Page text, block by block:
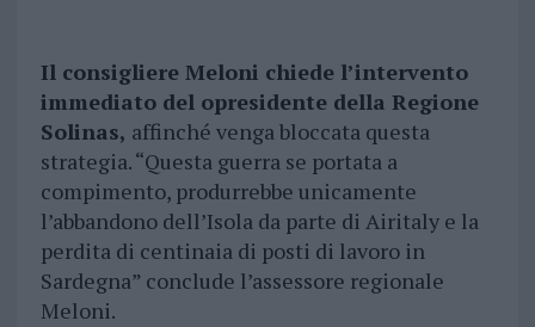
Il consigliere Meloni chiede l’intervento
immediato del opresidente della Regione
Solinas, affinché venga bloccata questa
strategia. “Questa guerra se portata a
compimento, produrrebbe unicamente
l’abbandono dell’Isola da parte di Airitaly e la
perdita di centinaia di posti di lavoro in
Sardegna” conclude l’assessore regionale
Meloni.